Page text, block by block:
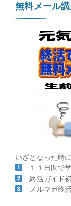
無料メール
いざとなった時
１１日間で
終活ガイド
メルマガ終